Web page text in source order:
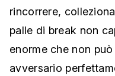
rincorrere,
palle di break non
enorme che non
avversario